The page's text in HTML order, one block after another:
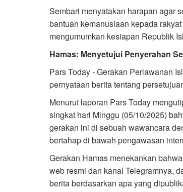
Sembari menyatakan harapan agar
bantuan kemanusiaan kepada
mengumumkan kesiapan Republik
Hamas: Menyetujui Penyerahan
Pars Today - Gerakan Perlawanan
pernyataan berita tentang
Menurut laporan Pars Today
singkat hari Minggu (05/10/2025)
gerakan ini di sebuah wawancara
bertahap di bawah pengawasan
Gerakan Hamas menekankan
web resmi dan kanal Telegramnya,
berita berdasarkan apa yang